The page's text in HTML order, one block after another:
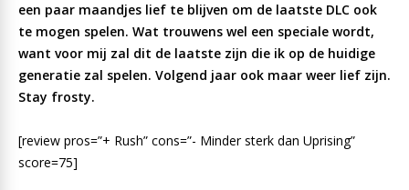
een paar maandjes lief te blijven om de laatste DLC ook
te mogen spelen. Wat trouwens wel een speciale wordt,
want voor mij zal dit de laatste zijn die ik op de huidige
generatie zal spelen. Volgend jaar ook maar weer lief zijn.
Stay frosty.
[review pros=”+ Rush” cons=”- Minder sterk dan Uprising”
score=75]